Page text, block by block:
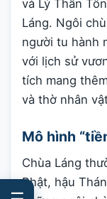
và Lý Thần
Láng. Ngôi
người tu hành
với lịch sử
tích mang
và thờ nhân
Mô hình
Chùa Láng
Phật, hậu